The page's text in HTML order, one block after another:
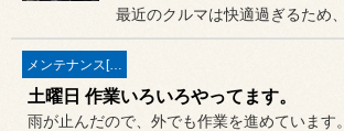
メンテナンス[(オイル・バッテリー・ＲＥＣＳなど)
土曜日 作業いろいろやってます。
雨が止んだので、外でも作業を進めています。